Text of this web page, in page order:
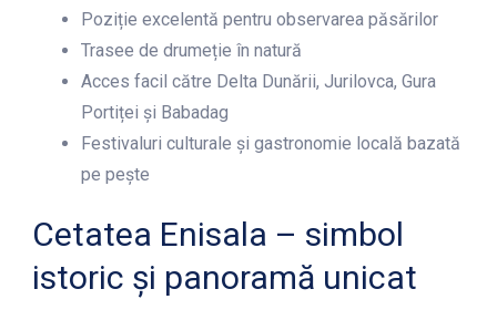
Poziție excelentă pentru observarea păsărilor
Trasee de drumeție în natură
Acces facil către Delta Dunării, Jurilovca, Gura
Portiței și Babadag
Festivaluri culturale și gastronomie locală bazată
pe pește
Cetatea Enisala – simbol
istoric și panoramă unicat